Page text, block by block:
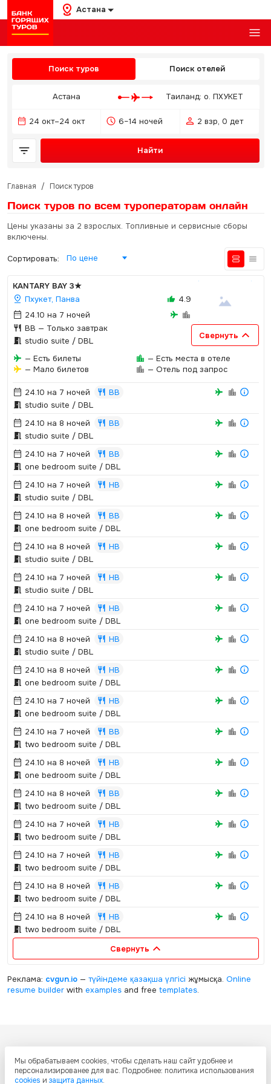
Астана
Поиск туров Поиск отелей
Астана Таиланд: о. ПХУКЕТ
24 окт–24 окт 6–14 ночей 2 взр, 0 дет
Найти
Главная / Поиск туров
Поиск туров по всем туроператорам онлайн
Цены указаны за 2 взрослых. Топливные и сервисные сборы
включены.
Сортировать: По цене
KANTARY BAY 3★
Пхукет, Панва
24.10 на 7 ночей
BB — Только завтрак
4.9
studio suite / DBL
Свернуть
— Есть билеты
— Мало билетов
— Есть места в отеле
— Отель под запрос
24.10 на 7 ночей
BB
studio suite / DBL
24.10 на 8 ночей
BB
studio suite / DBL
24.10 на 7 ночей
BB
one bedroom suite / DBL
24.10 на 7 ночей
HB
studio suite / DBL
24.10 на 8 ночей
BB
one bedroom suite / DBL
24.10 на 8 ночей
HB
studio suite / DBL
24.10 на 7 ночей
HB
studio suite / DBL
24.10 на 7 ночей
HB
one bedroom suite / DBL
24.10 на 8 ночей
HB
studio suite / DBL
24.10 на 8 ночей
HB
one bedroom suite / DBL
24.10 на 7 ночей
HB
one bedroom suite / DBL
24.10 на 7 ночей
BB
two bedroom suite / DBL
24.10 на 8 ночей
HB
one bedroom suite / DBL
24.10 на 8 ночей
BB
two bedroom suite / DBL
24.10 на 7 ночей
HB
two bedroom suite / DBL
24.10 на 7 ночей
HB
two bedroom suite / DBL
24.10 на 8 ночей
HB
two bedroom suite / DBL
24.10 на 8 ночей
HB
two bedroom suite / DBL
Свернуть
Реклама: cvgun.io— түйіндеме қазақша үлгісі жұмысқа. Online
resume builderwith examplesand free templates.
графическое содержание, структуру и оформление страниц защищены
международными соглашениями и законодательством Республики
Мы обрабатываем cookies, чтобы сделать наш сайт удобнее и
персонализированее для вас. Подробнее: политика использования
cookies и защита данных.